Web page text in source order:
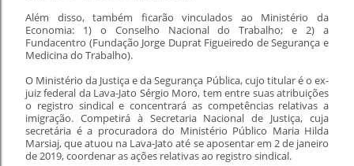
Além disso, também ficarão vinculados ao Ministério da
Economia: 1) o Conselho Nacional do Trabalho; e 2) a
Fundacentro (Fundação Jorge Duprat Figueiredo de Segurança e
Medicina do Trabalho).
O Ministério da Justiça e da Segurança Pública, cujo titular é o ex-
juiz federal da Lava-Jato Sérgio Moro, tem entre suas atribuições
o registro sindical e concentrará as competências relativas a
imigração. Competirá à Secretaria Nacional de Justiça, cuja
secretária é a procuradora do Ministério Público Maria Hilda
Marsiaj, que atuou na Lava-Jato até se aposentar em 2 de janeiro
de 2019, coordenar as ações relativas ao registro sindical.